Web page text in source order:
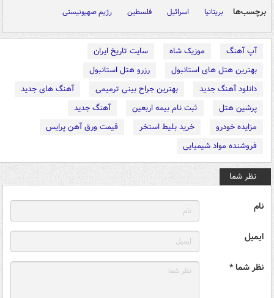
برچسب‌ها بریتانیا اسرائیل فلسطین رژیم صهیونیستی
آپ آهنگ موزیک شاه
سایت تاریخ ایران
بهترین هتل های استانبول
رزرو هتل استانبول
دانلود آهنگ جدید
بهترین جراح بینی ترمیمی
آهنگ های جدید
پرشین هتل
ثبت نام بیمه اربعین
آهنگ جدید
مزایده خودرو
خرید بلیط استخر
قیمت ورق آهن پرایس
فروشنده مواد شیمیایی
نظر شما
نام
ایمیل
نظر شما *